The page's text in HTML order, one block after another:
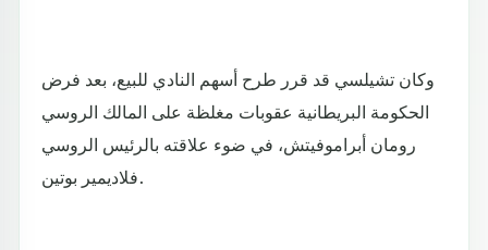
وكان تشيلسي قد قرر طرح أسهم النادي للبيع، بعد فرض
الحكومة البريطانية عقوبات مغلظة على المالك الروسي
رومان أبراموفيتش، في ضوء علاقته بالرئيس الروسي
فلاديمير بوتين.